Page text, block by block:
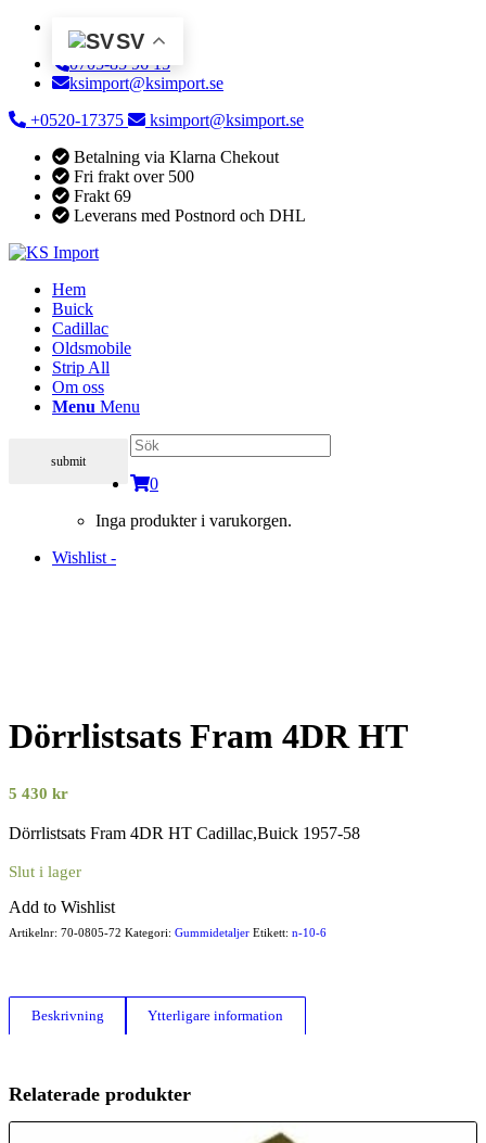
SV
0705-85 96 15
ksimport@ksimport.se
+0520-17375
ksimport@ksimport.se
Betalning via Klarna Chekout
Fri frakt over 500
Frakt 69
Leverans med Postnord och DHL
Hem
Buick
Cadillac
Oldsmobile
Strip All
Om oss
Menu Menu
0
Inga produkter i varukorgen.
Wishlist -
Dörrlistsats Fram 4DR HT
5 430 kr
Dörrlistsats Fram 4DR HT Cadillac,Buick 1957-58
Slut i lager
Add to Wishlist
Artikelnr: 70-0805-72 Kategori: Gummidetaljer Etikett: n-10-6
Beskrivning Ytterligare information
Relaterade produkter